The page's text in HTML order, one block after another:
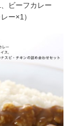
ビーフカレー
ー×1）